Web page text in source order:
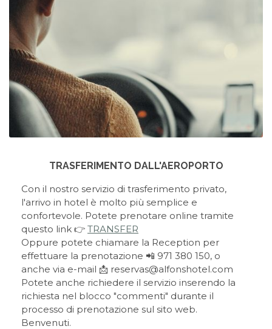
TRASFERIMENTO DALL'AEROPORTO
Con il nostro servizio di trasferimento privato,
l'arrivo in hotel è molto più semplice e
confortevole. Potete prenotare online tramite
questo link 👉 TRANSFER
Oppure potete chiamare la Reception per
effettuare la prenotazione 📲 971 380 150, o
anche via e-mail 📩 reservas@alfonshotel.com
Potete anche richiedere il servizio inserendo la
richiesta nel blocco "commenti" durante il
processo di prenotazione sul sito web.
Benvenuti.